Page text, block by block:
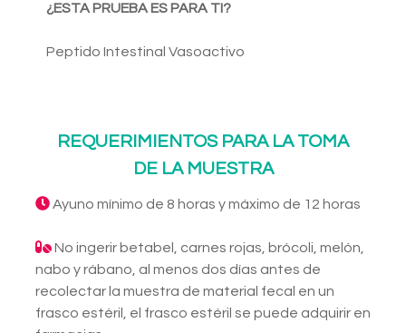
¿ESTA PRUEBA ES PARA TI?
Peptido Intestinal Vasoactivo
REQUERIMIENTOS PARA LA TOMA
DE LA MUESTRA
Ayuno mínimo de 8 horas y máximo de 12 horas
No ingerir betabel, carnes rojas, brócoli, melón,
nabo y rábano, al menos dos días antes de
recolectar la muestra de material fecal en un
frasco estéril, el frasco estéril se puede adquirir en